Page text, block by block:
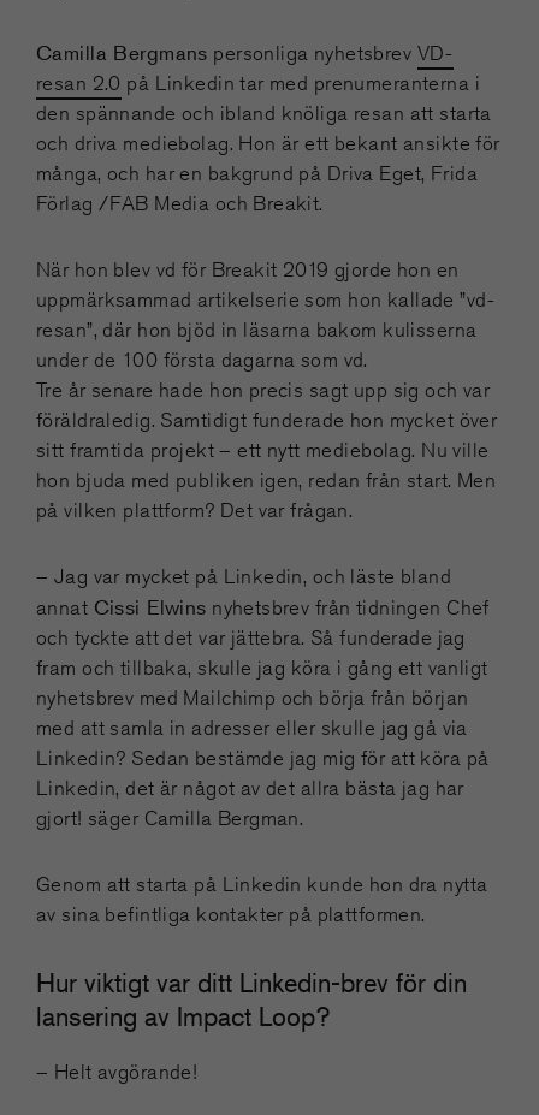
Camilla Bergmans personliga nyhetsbrev VD-
resan 2.0 på Linkedin tar med prenumeranterna i
den spännande och ibland knöliga resan att starta
och driva mediebolag. Hon är ett bekant ansikte för
många, och har en bakgrund på Driva Eget, Frida
Förlag /FAB Media och Breakit.
När hon blev vd för Breakit 2019 gjorde hon en
uppmärksammad artikelserie som hon kallade ”vd-
resan”, där hon bjöd in läsarna bakom kulisserna
under de 100 första dagarna som vd.
Tre år senare hade hon precis sagt upp sig och var
föräldraledig. Samtidigt funderade hon mycket över
sitt framtida projekt – ett nytt mediebolag. Nu ville
hon bjuda med publiken igen, redan från start. Men
på vilken plattform? Det var frågan.
– Jag var mycket på Linkedin, och läste bland
annat Cissi Elwins nyhetsbrev från tidningen Chef
och tyckte att det var jättebra. Så funderade jag
fram och tillbaka, skulle jag köra i gång ett vanligt
nyhetsbrev med Mailchimp och börja från början
med att samla in adresser eller skulle jag gå via
Linkedin? Sedan bestämde jag mig för att köra på
Linkedin, det är något av det allra bästa jag har
gjort! säger Camilla Bergman.
Genom att starta på Linkedin kunde hon dra nytta
av sina befintliga kontakter på plattformen.
Hur viktigt var ditt Linkedin-brev för din
lansering av Impact Loop?
– Helt avgörande!